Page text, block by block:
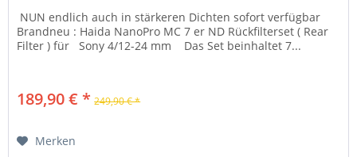
NUN endlich auch in stärkeren Dichten sofort verfügbar
Brandneu : Haida NanoPro MC 7 er ND Rückfilterset ( Rear
Filter ) für Sony 4/12-24 mm Das Set beinhaltet 7...
189,90 € * 249,90 € *
Merken